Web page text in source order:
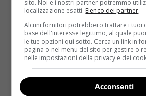
sito. Noi e i nostri partner potremmo
localizzazione esatti. Elenco dei partner.
Alcuni fornitori potrebbero trattare i tuoi
base dell'interesse legittimo, al quale
le tue opzioni qui sotto. Cerca un link in
pagina o nel menu del sito per gestire o
nelle impostazioni della privacy e dei
Acconsenti